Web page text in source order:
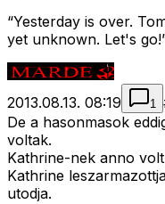
“Yesterday is over.
yet unknown. Let's
2013.08.13. 08:19 1
De a hasonmasok
voltak.
Kathrine-nek anno
Kathrine
utodja.